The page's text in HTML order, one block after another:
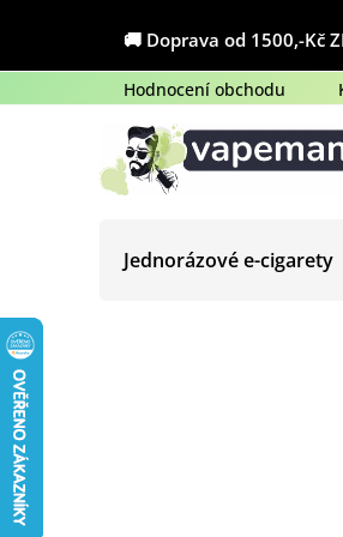
obsah
🚚 Doprava od 1500,-Kč
Hodnocení obchodu
Jednorázové e-cigarety